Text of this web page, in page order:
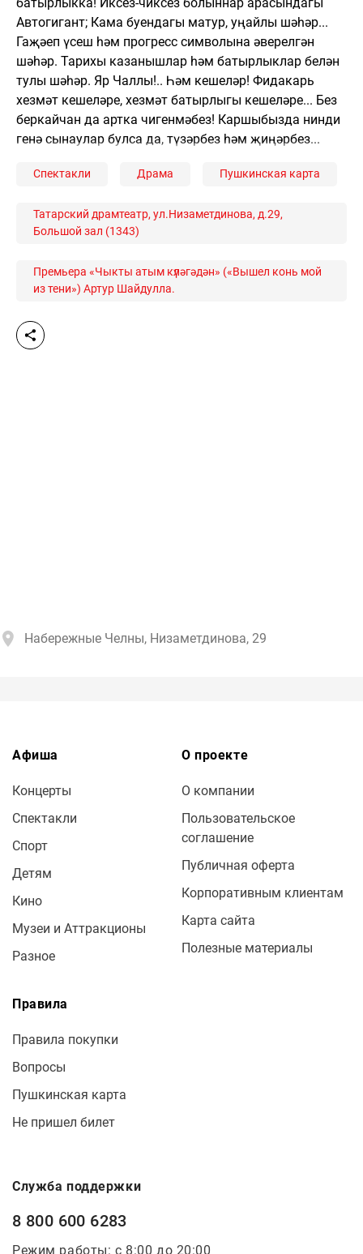
Автогигант; Кама буендагы матур, уңайлы шәһәр...
Гаҗәеп үсеш һәм прогресс символына әверелгән
шәһәр. Тарихы казанышлар һәм батырлыклар белән
тулы шәһәр. Яр Чаллы!.. Һәм кешеләр! Фидакарь
хезмәт кешеләре, хезмәт батырлыгы кешеләре... Без
беркайчан да артка чигенмәбез! Каршыбызда нинди
генә сынаулар булса да, түзәрбез һәм җиңәрбез...
Спектакли Драма Пушкинская карта
Татарский драмтеатр, ул.Низаметдинова, д.29,
Большой зал (1343)
Премьера «Чыкты атым күләгәдән» («Вышел конь мой
из тени») Артур Шайдулла.
Набережные Челны, Низаметдинова, 29
Афиша
Концерты
Спектакли
Спорт
Детям
Кино
Музеи и Аттракционы
Разное
О проекте
О компании
Пользовательское
соглашение
Публичная оферта
Корпоративным клиентам
Карта сайта
Полезные материалы
Правила
Правила покупки
Вопросы
Пушкинская карта
Не пришел билет
Служба поддержки
8 800 600 6283
Режим работы: с 8:00 до 20:00